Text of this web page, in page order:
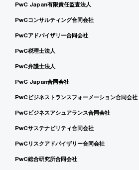
PwC Japan有限責任監査法人
PwCコンサルティング合同会社
PwCアドバイザリー合同会社
PwC税理士法人
PwC弁護士法人
PwC Japan合同会社
PwCビジネストランスフォーメーション合同会社
PwCビジネスアシュアランス合同会社
PwCサステナビリティ合同会社
PwCリスクアドバイザリー合同会社
PwC総合研究所合同会社